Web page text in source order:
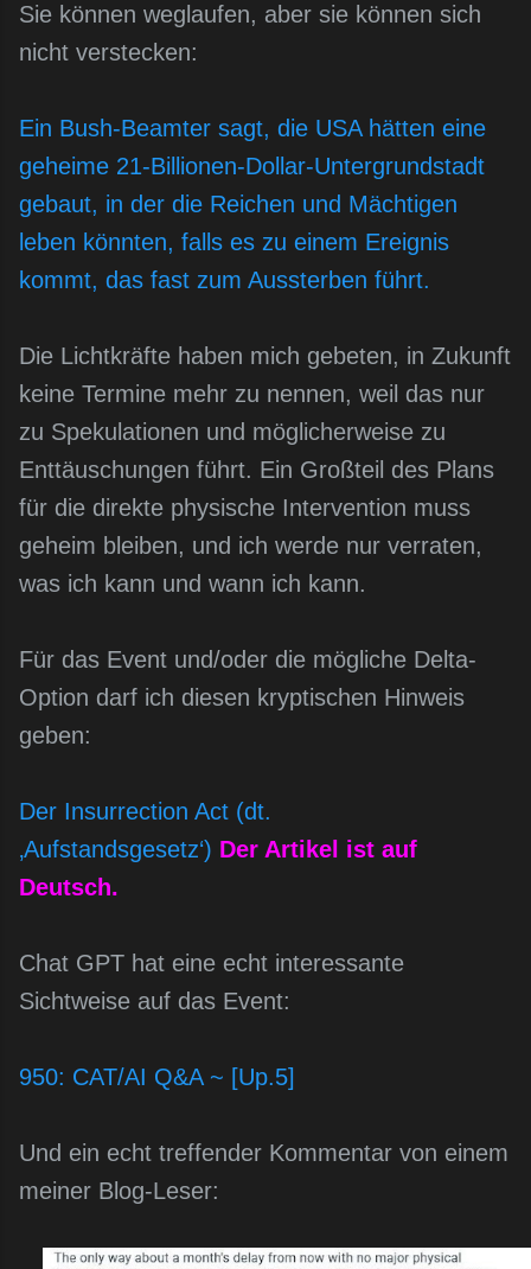
Sie können weglaufen, aber sie können sich
nicht verstecken:
Ein Bush-Beamter sagt, die USA hätten eine
geheime 21-Billionen-Dollar-Untergrundstadt
gebaut, in der die Reichen und Mächtigen
leben könnten, falls es zu einem Ereignis
kommt, das fast zum Aussterben führt.
Die Lichtkräfte haben mich gebeten, in Zukunft
keine Termine mehr zu nennen, weil das nur
zu Spekulationen und möglicherweise zu
Enttäuschungen führt. Ein Großteil des Plans
für die direkte physische Intervention muss
geheim bleiben, und ich werde nur verraten,
was ich kann und wann ich kann.
Für das Event und/oder die mögliche Delta-
Option darf ich diesen kryptischen Hinweis
geben:
Der Insurrection Act (dt.
‚Aufstandsgesetz‘) Der Artikel ist auf
Deutsch.
Chat GPT hat eine echt interessante
Sichtweise auf das Event:
950: CAT/AI Q&A ~ [Up.5]
Und ein echt treffender Kommentar von einem
meiner Blog-Leser: